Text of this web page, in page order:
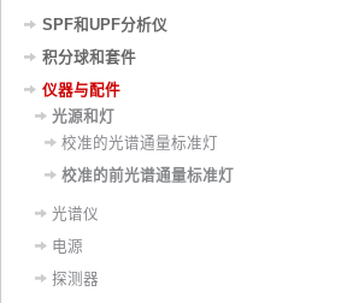
SPF和UPF分析仪
积分球和套件
仪器与配件
光源和灯
校准的光谱通量标准灯
校准的前光谱通量标准灯
光谱仪
电源
探测器